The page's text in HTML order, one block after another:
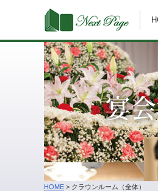
宴
HOME > クラウンルーム（全体）